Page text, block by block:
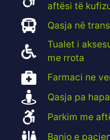
aftësi të
Qasja në
Tualet i
me rrota
Farmaci ne
Qasja pa hapa
Parkim me
Banjo e